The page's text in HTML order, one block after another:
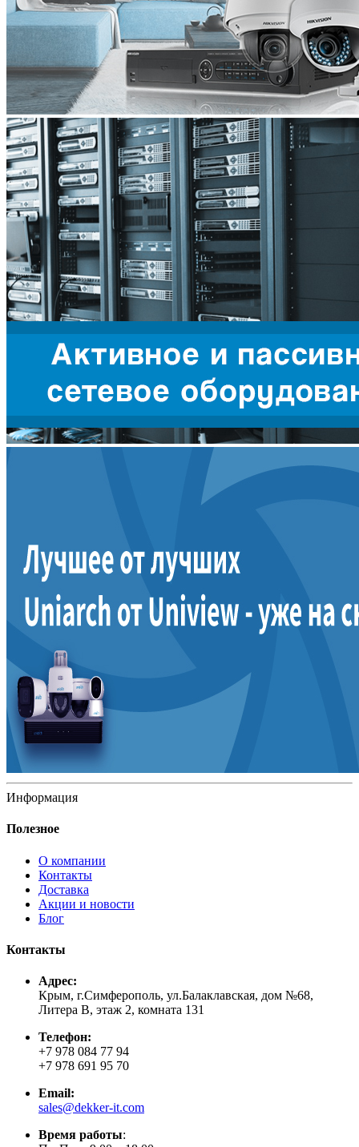
Информация
Полезное
О компании
Контакты
Доставка
Акции и новости
Блог
Контакты
Адрес:
Крым, г.Симферополь, ул.Балаклавская, дом №68,
Литера В, этаж 2, комната 131
Телефон:
+7 978 084 77 94
+7 978 691 95 70
Email:
sales@dekker-it.com
Время работы: